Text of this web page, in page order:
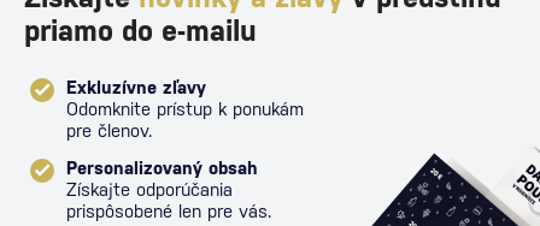
priamo do e-mailu
Exkluzívne zľavy
Odomknite prístup k ponukám
pre členov.
Personalizovaný obsah
Získajte odporúčania
prispôsobené len pre vás.